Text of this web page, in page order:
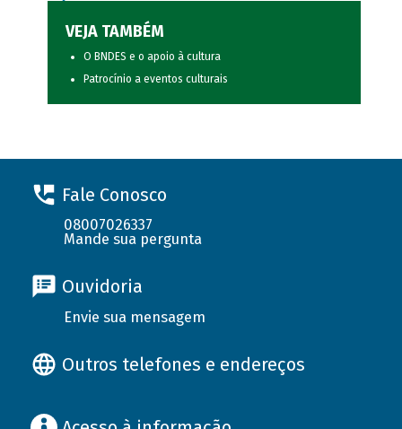
VEJA TAMBÉM
O BNDES e o apoio à cultura
Patrocínio a eventos culturais
Fale Conosco
08007026337
Mande sua pergunta
Ouvidoria
Envie sua mensagem
Outros telefones e endereços